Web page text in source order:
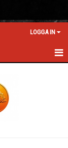
LOGGA IN